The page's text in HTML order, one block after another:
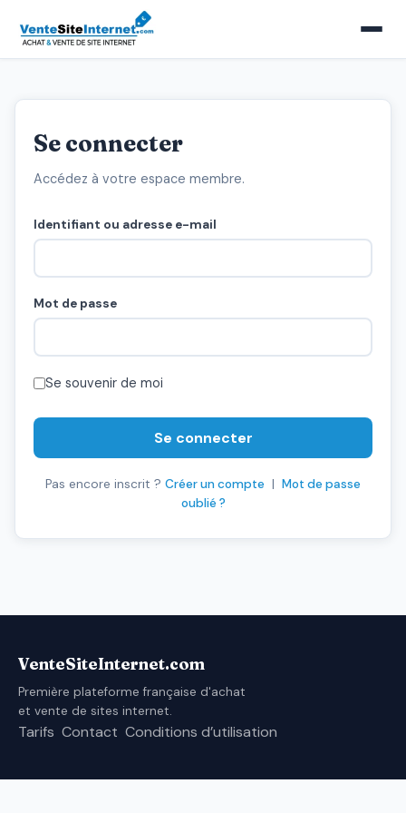
Se connecter
Accédez à votre espace membre.
Identifiant ou adresse e-mail
Mot de passe
Se souvenir de moi
Se connecter
Pas encore inscrit ? Créer un compte | Mot de passe
oublié ?
VenteSiteInternet.com
Première plateforme française d'achat
et vente de sites internet.
Tarifs Contact Conditions d’utilisation